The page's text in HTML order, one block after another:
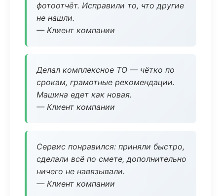
фотоотчёт. Исправили то, что другие
не нашли.
— Клиент компании
Делал комплексное ТО — чётко по
срокам, грамотные рекомендации.
Машина едет как новая.
— Клиент компании
Сервис понравился: приняли быстро,
сделали всё по смете, дополнительно
ничего не навязывали.
— Клиент компании